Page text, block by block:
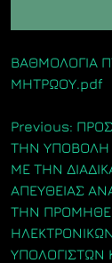
ΒΑΘΜΟΛΟΓΙΑ
ΜΗΤΡΩΟΥ.pdf
άρθρων
Previous:
ΤΗΝ
ΜΕ ΤΗΝ
ΑΠΕΥΘΕΙΑΣ
ΤΗΝ
ΗΛΕΚΤΡΟΝΙΚΩΝ
ΥΠΟΛΟΓΙΣΤΩΝ